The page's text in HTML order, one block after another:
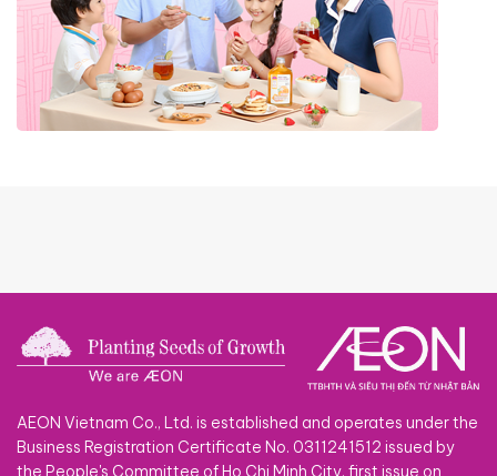
AEON Vietnam Co., Ltd. is established and operates under the
Business Registration Certificate No. 0311241512 issued by
the People's Committee of Ho Chi Minh City, first issue on